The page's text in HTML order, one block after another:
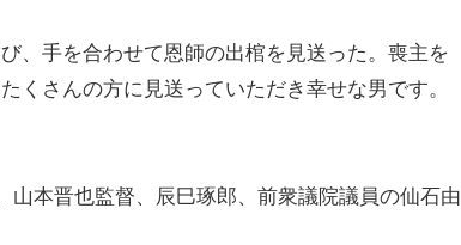
、手を合わせて恩師の出棺を見送った。喪主を
くさんの方に見送っていただき幸せな男です。
本晋也監督、辰巳琢郎、前衆議院議員の仙石由